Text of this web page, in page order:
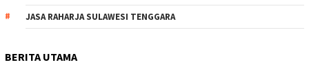
JASA RAHARJA SULAWESI TENGGARA
BERITA UTAMA